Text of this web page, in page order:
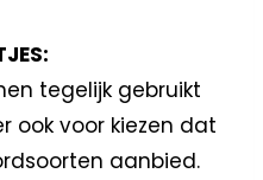
tegelijk gebruikt
ook voor kiezen dat
aanbied.